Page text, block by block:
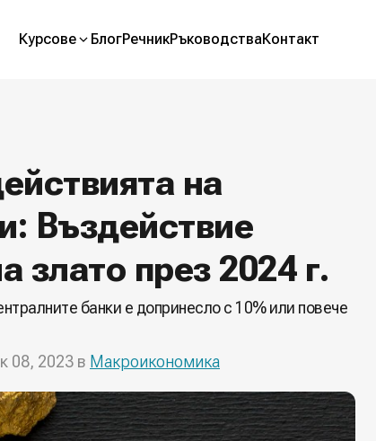
Курсове БлогРечникРъководстваКонтакт
на
Въздействие
злато през 2024 г.
банки е допринесло с 10% или повече
08, 2023 в Макроикономика